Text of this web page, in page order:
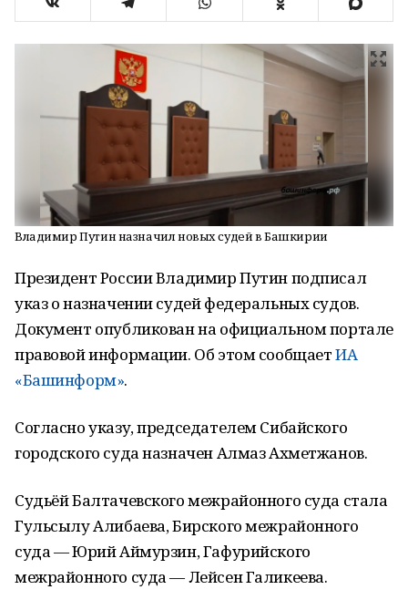
Владимир Путин назначил новых судей в Башкирии
Президент России Владимир Путин подписал
указ о назначении судей федеральных судов.
Документ опубликован на официальном портале
правовой информации. Об этом сообщаетИА
«Башинформ».
Согласно указу, председателем Сибайского
городского суда назначен Алмаз Ахметжанов.
Судьёй Балтачевского межрайонного суда стала
Гульсылу Алибаева, Бирского межрайонного
суда — Юрий Аймурзин, Гафурийского
межрайонного суда — Лейсен Галикеева.